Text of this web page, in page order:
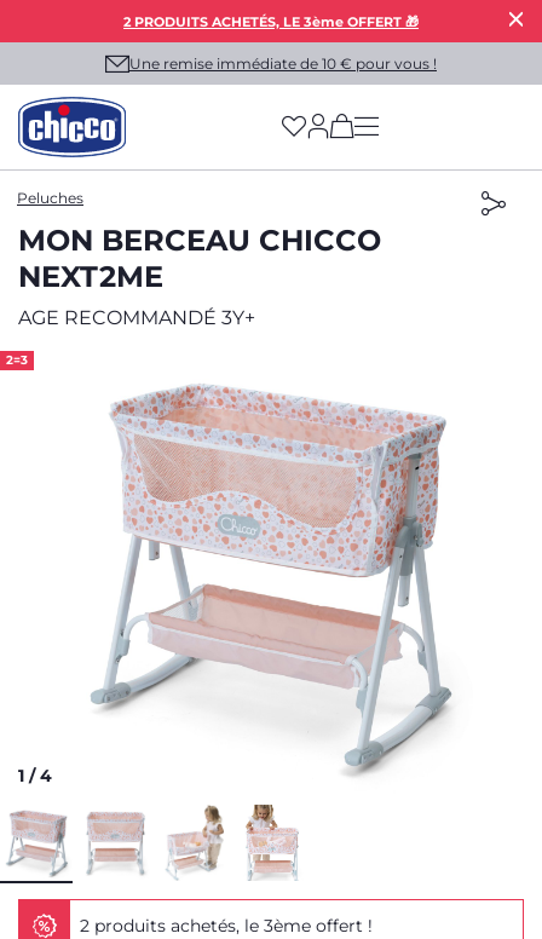
2 PRODUITS ACHETÉS, LE 3ème OFFERT 🎁
Une remise immédiate de 10 € pour vous !
(has more options
Peluches
MON BERCEAU CHICCO
NEXT2ME
AGE RECOMMANDÉ 3Y+
2=3
1 /4
2 produits achetés, le 3ème offert !